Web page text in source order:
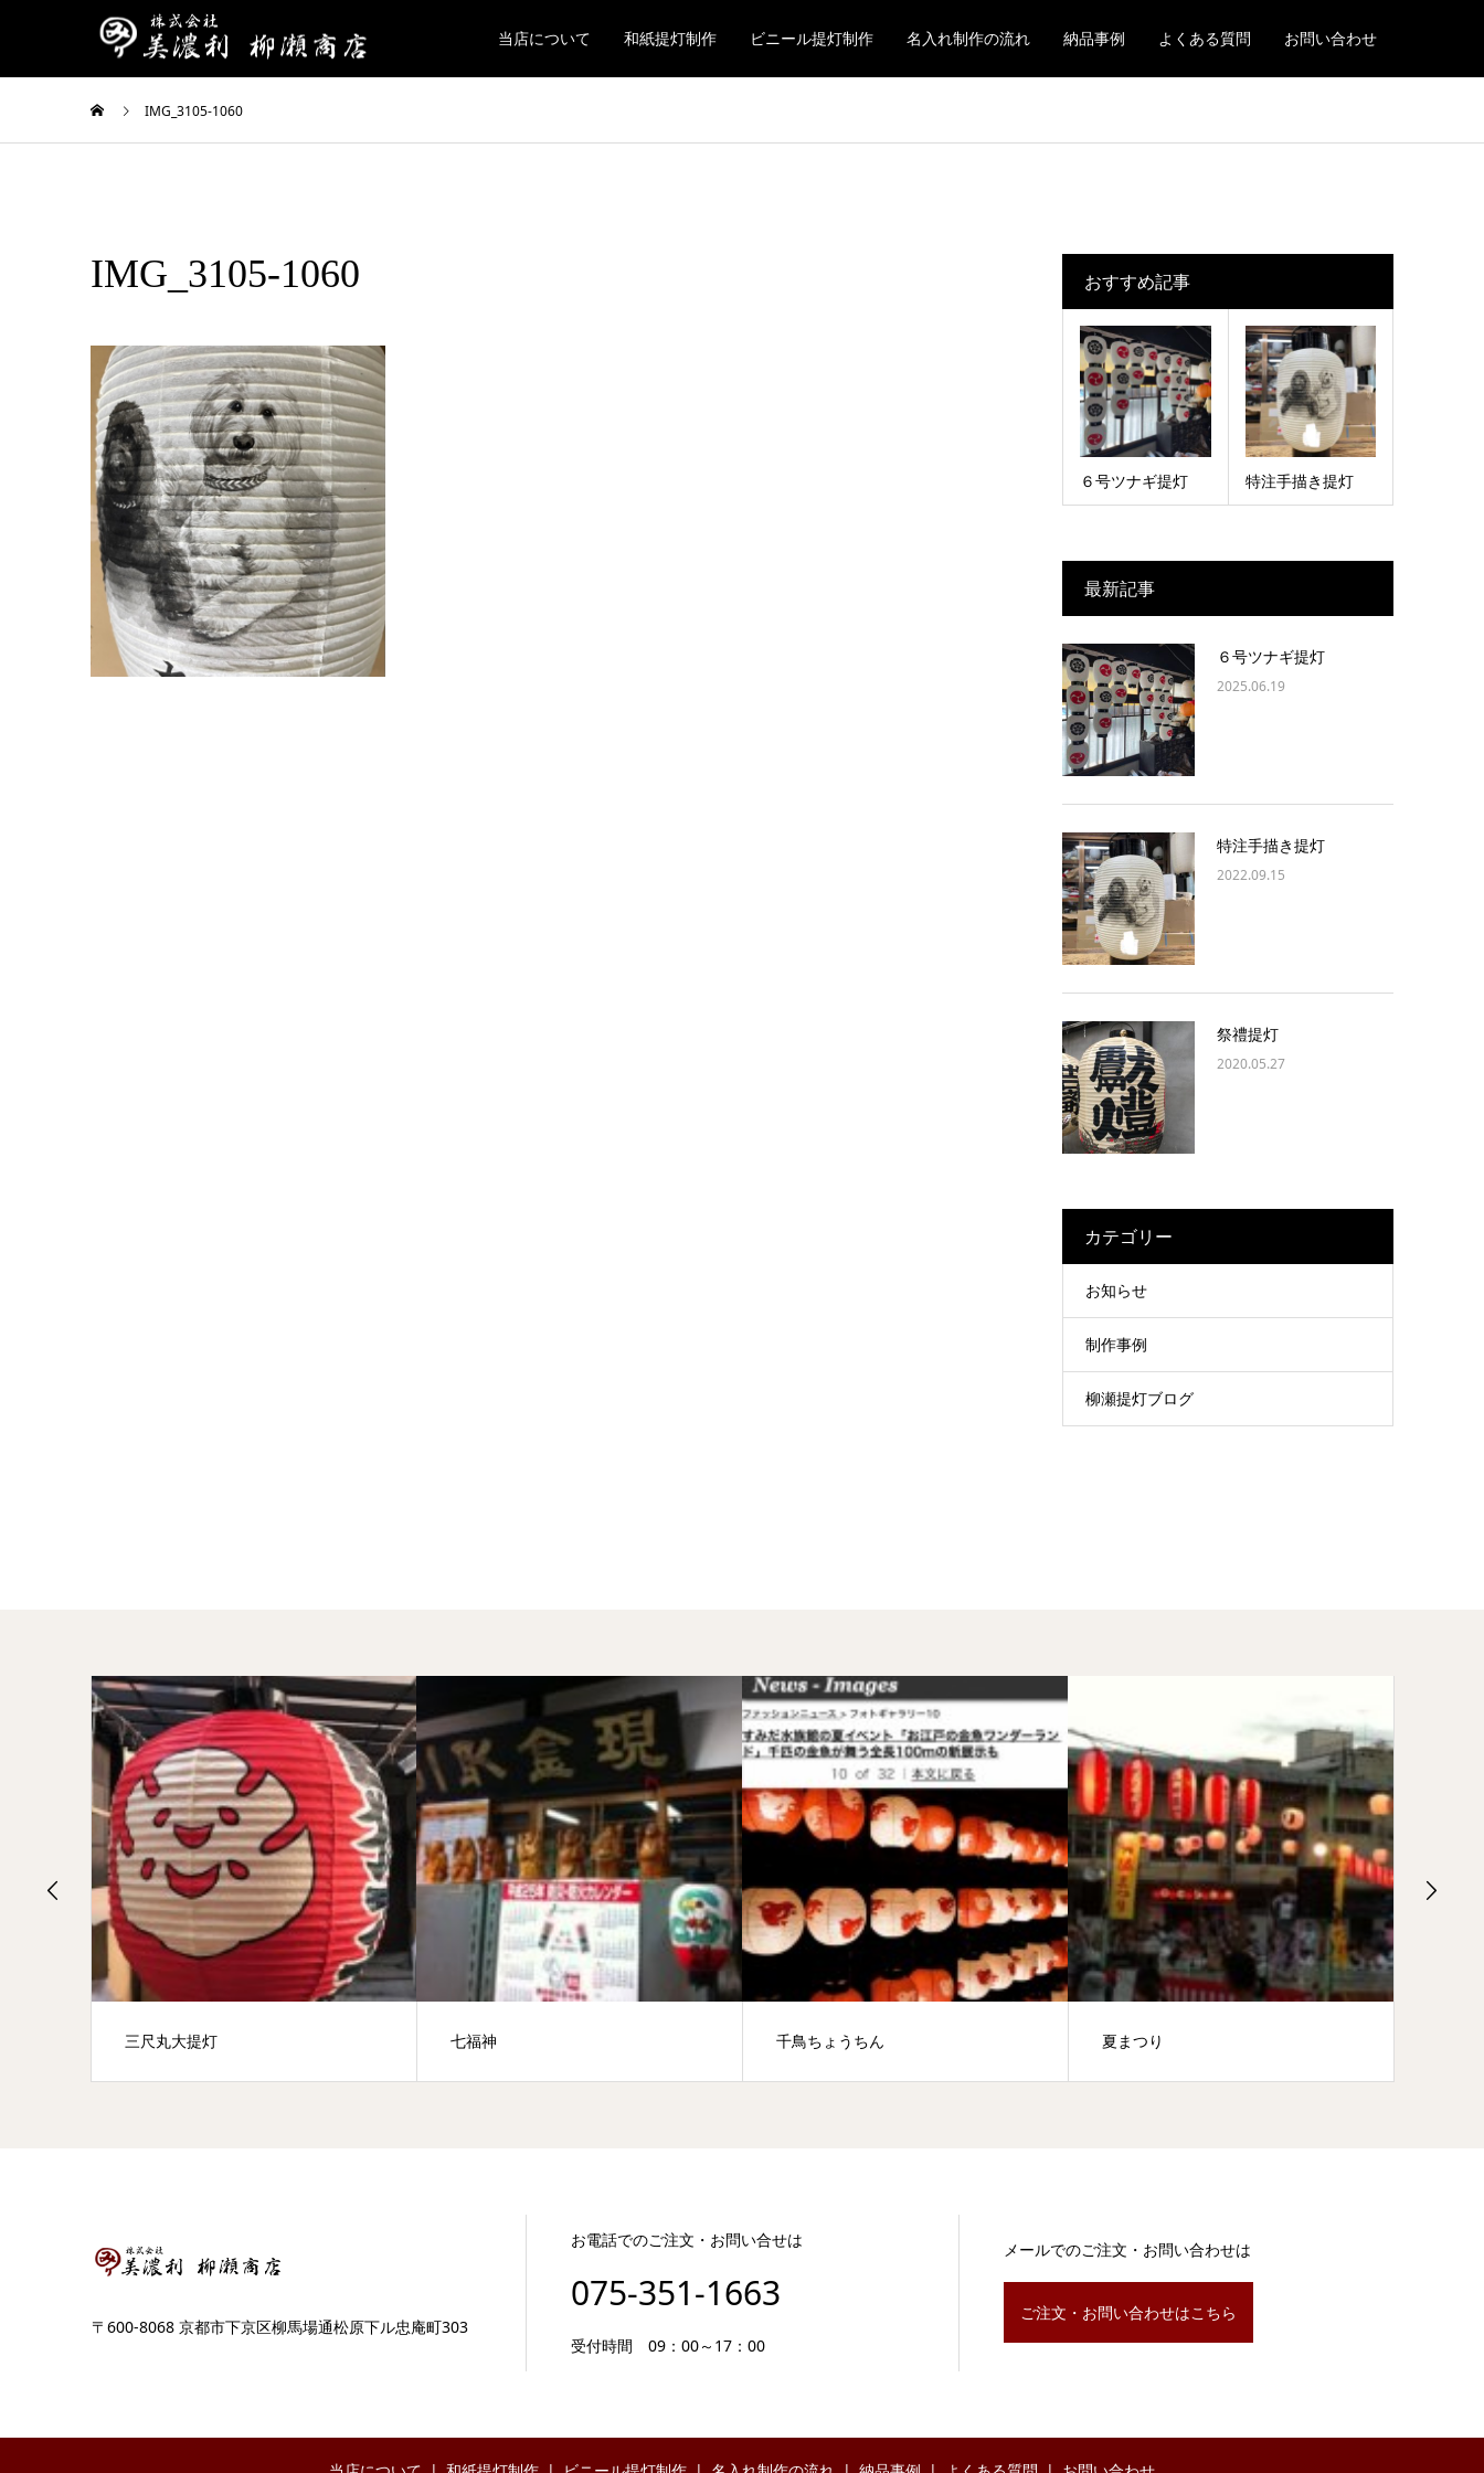
当店について 和紙提灯制作 ビニール提灯制作 名入れ制作の流れ 納品事例 よくある質問 お問い合わせ
IMG_3105-1060
IMG_3105-1060 おすすめ記事
６号ツナギ提灯 特注手描き提灯
最新記事
６号ツナギ提灯
2025.06.19
特注手描き提灯
2022.09.15
祭禮提灯
2020.05.27
カテゴリー
お知らせ
制作事例
柳瀬提灯ブログ
三尺丸大提灯 七福神 千鳥ちょうちん 夏まつり
〒600-8068 京都市下京区柳馬場通松原下ル忠庵町303
お電話でのご注文・お問い合せは
075-351-1663
受付時間 09：00～17：00
メールでのご注文・お問い合わせは
ご注文・お問い合わせはこちら